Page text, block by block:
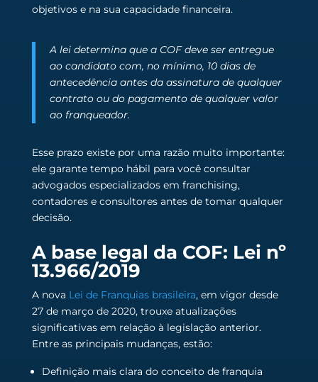
objetivos e na sua capacidade financeira.
A lei determina que a COF deve ser entregue
ao candidato com, no mínimo, 10 dias de
antecedência antes da assinatura de qualquer
contrato ou do pagamento de qualquer valor
ao franqueador.
Esse prazo existe por uma razão muito importante:
ele garante tempo hábil para você consultar
advogados especializados em franchising,
contadores e consultores antes de tomar qualquer
decisão.
A base legal da COF: Lei nº
13.966/2019
A nova Lei de Franquias brasileira, em vigor desde
27 de março de 2020, trouxe atualizações
significativas em relação à legislação anterior.
Entre as principais mudanças, estão:
Definição mais clara do conceito de franquia